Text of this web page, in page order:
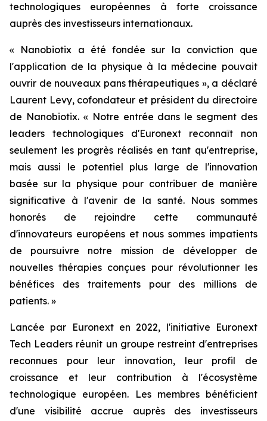
technologiques européennes à forte croissance
auprès des investisseurs internationaux.
« Nanobiotix a été fondée sur la conviction que
l'application de la physique à la médecine pouvait
ouvrir de nouveaux pans thérapeutiques », a déclaré
Laurent Levy, cofondateur et président du directoire
de Nanobiotix. « Notre entrée dans le segment des
leaders technologiques d'Euronext reconnaît non
seulement les progrès réalisés en tant qu'entreprise,
mais aussi le potentiel plus large de l'innovation
basée sur la physique pour contribuer de manière
significative à l'avenir de la santé. Nous sommes
honorés de rejoindre cette communauté
d'innovateurs européens et nous sommes impatients
de poursuivre notre mission de développer de
nouvelles thérapies conçues pour révolutionner les
bénéfices des traitements pour des millions de
patients. »
Lancée par Euronext en 2022, l'initiative Euronext
Tech Leaders réunit un groupe restreint d'entreprises
reconnues pour leur innovation, leur profil de
croissance et leur contribution à l'écosystème
technologique européen. Les membres bénéficient
d'une visibilité accrue auprès des investisseurs